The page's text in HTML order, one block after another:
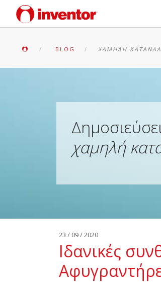
BLOG ΧΑΜΗΛΉ
χαμηλή
23 / 09 / 2020
Ιδανικές